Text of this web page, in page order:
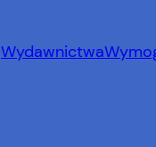
Wydawnictwa